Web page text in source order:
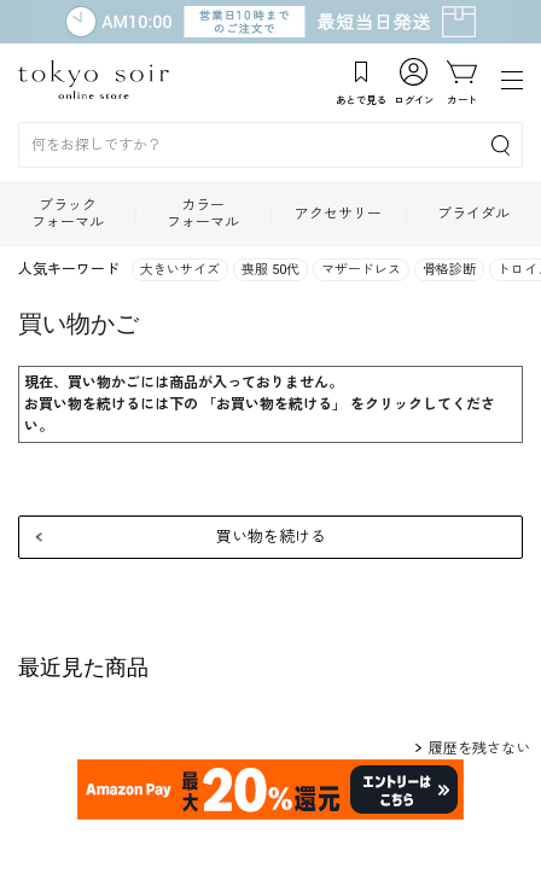
あとで見る ログイン カート
ブラック
フォーマル
カラー
フォーマル
アクセサリー ブライダル
人気キーワード 大きいサイズ 喪服 50代 マザードレス 骨格診断 トロ
買い物かご
現在、買い物かごには商品が入っておりません。
お買い物を続けるには下の 「お買い物を続ける」 をクリックしてくださ
い。
買い物を続ける
最近見た商品
履歴を残さない